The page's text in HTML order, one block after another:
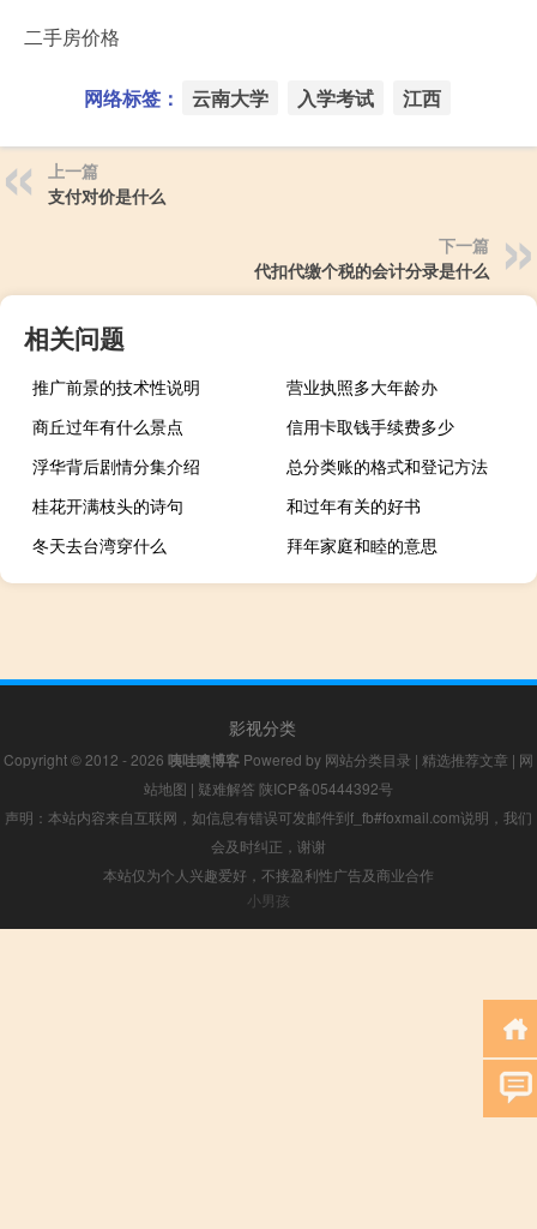
二手房价格
网络标签： 云南大学 入学考试 江西
上一篇
支付对价是什么
下一篇
代扣代缴个税的会计分录是什么
相关问题
推广前景的技术性说明
营业执照多大年龄办
商丘过年有什么景点
信用卡取钱手续费多少
浮华背后剧情分集介绍
总分类账的格式和登记方法
桂花开满枝头的诗句
和过年有关的好书
冬天去台湾穿什么
拜年家庭和睦的意思
影视分类
Copyright © 2012 - 2026 咦哇噢博客 Powered by 网站分类目录 | 精选推荐文章 | 网
站地图 | 疑难解答 陕ICP备05444392号
声明：本站内容来自互联网，如信息有错误可发邮件到f_fb#foxmail.com说明，我们
会及时纠正，谢谢
本站仅为个人兴趣爱好，不接盈利性广告及商业合作
小男孩